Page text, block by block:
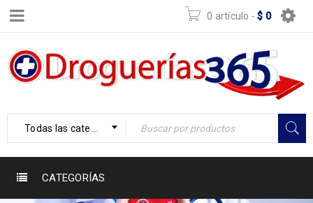
0 artículo - $ 0
Todas las categorías
CATEGORÍAS